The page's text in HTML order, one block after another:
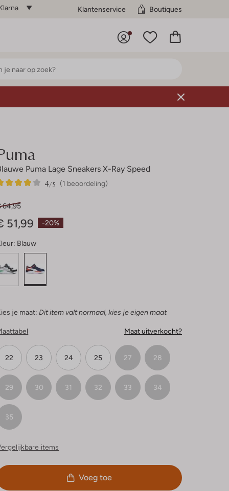
Klantenservice Boutiques
Puma Lage Sneakers X-Ray Speed
(1 beoordeling)
4/5
-20%
64,95
51,99
Blauw
je maat: Dit item valt normaal, kies je eigen maat
Maat uitverkocht?
22 23 24 25 27 28
29 30 31 32 33 34
35
items
Voeg toe